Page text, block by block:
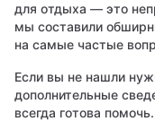
для отдыха — это
мы составили
на самые частые
Если вы не нашли
дополнительные
всегда готова помочь.